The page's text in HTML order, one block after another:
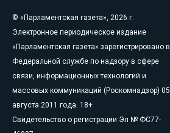
© «Парламентская газета», 2026 г.
Электронное периодическое издание
«Парламентская газета» зарегистрировано в
Федеральной службе по надзору в сфере
связи, информационных технологий и
массовых коммуникаций (Роскомнадзор) 05
августа 2011 года. 18+
Свидетельство о регистрации Эл № ФС77-